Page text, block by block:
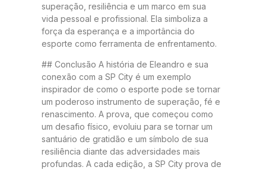
superação, resiliência e um marco em sua
vida pessoal e profissional. Ela simboliza a
força da esperança e a importância do
esporte como ferramenta de enfrentamento.
## Conclusão A história de Eleandro e sua
conexão com a SP City é um exemplo
inspirador de como o esporte pode se tornar
um poderoso instrumento de superação, fé e
renascimento. A prova, que começou como
um desafio físico, evoluiu para se tornar um
santuário de gratidão e um símbolo de sua
resiliência diante das adversidades mais
profundas. A cada edição, a SP City prova de